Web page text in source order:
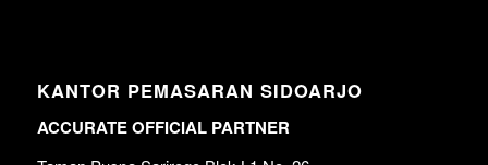
KANTOR PEMASARAN SIDOARJO
ACCURATE OFFICIAL PARTNER